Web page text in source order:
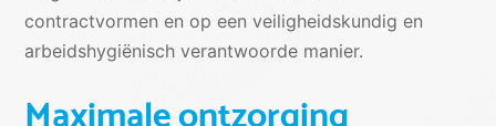
contractvormen en op een veiligheidskundig en
arbeidshygiënisch verantwoorde manier.
Maximale ontzorging